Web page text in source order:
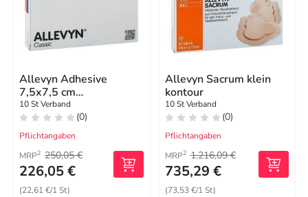
Allevyn Adhesive
7,5x7,5 cm
hydrozell.Verband
10 St Verband
(0)
Pflichtangaben
MRP2 250,05 €
226,05 €
(22,61 €/1 St)
Allevyn Sacrum klein
kontour
10 St Verband
(0)
Pflichtangaben
MRP2 1.216,09 €
735,29 €
(73,53 €/1 St)